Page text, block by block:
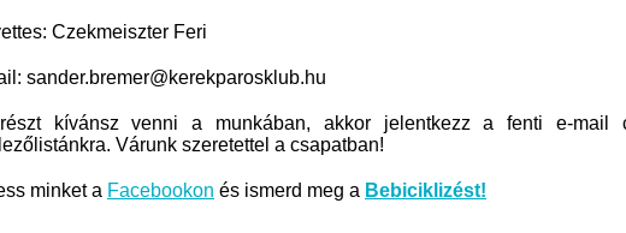
Czekmeiszter Feri
sander.bremer@kerekparosklub.hu
kívánsz venni a munkában, akkor jelentkezz a fenti e-mail
Várunk szeretettel a csapatban!
minket a Facebookon és ismerd meg a Bebiciklizést!